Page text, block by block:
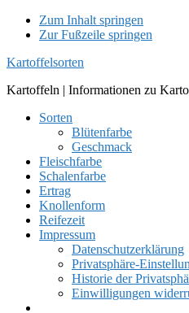
Zum Inhalt springen
Zur Fußzeile springen
Kartoffelsorten
Kartoffeln | Informationen zu
Sorten
Blütenfarbe
Geschmack
Fleischfarbe
Schalenfarbe
Ertrag
Knollenform
Reifezeit
Impressum
Datenschutzerklärung
Privatsphäre-
Historie der
Einwilligungen